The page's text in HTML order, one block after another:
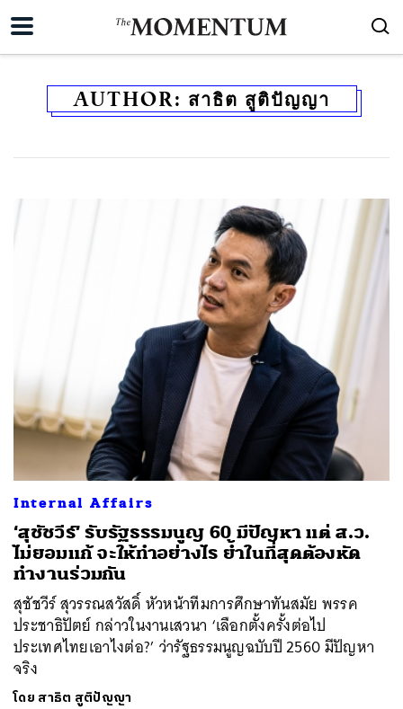
AUTHOR: สาธิต สูติปัญญา
Internal Affairs
‘สุชัชวีร์’ รับรัฐธรรมนูญ 60 มีปัญหา แต่ ส.ว.
ไม่ยอมแก้ จะให้ทำอย่างไร ย้ำในที่สุดต้องหัด
ทำงานร่วมกัน
สุชัชวีร์ สุวรรณสวัสดิ์ หัวหน้าทีมการศึกษาทันสมัย พรรค
ประชาธิปัตย์ กล่าวในงานเสวนา ‘เลือกตั้งครั้งต่อไป
ประเทศไทยเอาไงต่อ?’ ว่ารัฐธรรมนูญฉบับปี 2560 มีปัญหา
จริง
โดย สาธิต สูติปัญญา